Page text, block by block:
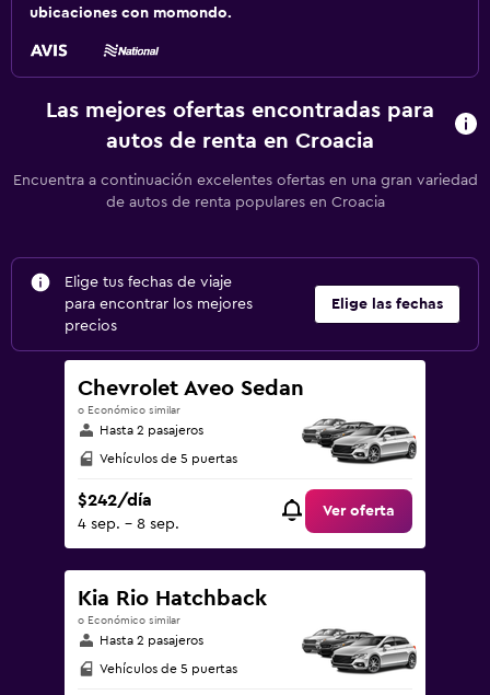
ubicaciones con momondo.
Las mejores ofertas encontradas para
autos de renta en Croacia
Encuentra a continuación excelentes ofertas en una gran variedad
de autos de renta populares en Croacia
Elige tus fechas de viaje
para encontrar los mejores
precios
Elige las fechas
Chevrolet Aveo Sedan
o Económico similar
Hasta 2 pasajeros
Vehículos de 5 puertas
$242/día
4 sep. - 8 sep.
Ver oferta
Kia Rio Hatchback
o Económico similar
Hasta 2 pasajeros
Vehículos de 5 puertas